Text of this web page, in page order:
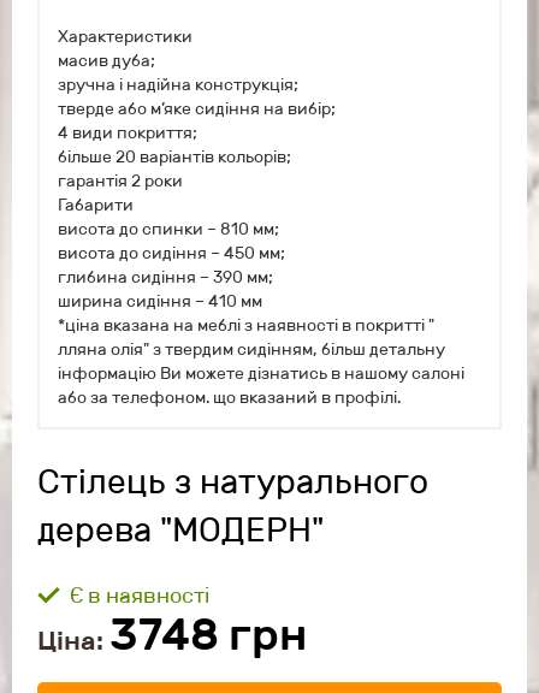
Характеристики
масив дуба;
зручна і надійна конструкція;
тверде або м’яке сидіння на вибір;
4 види покриття;
більше 20 варіантів кольорів;
гарантія 2 роки
Габарити
висота до спинки – 810 мм;
висота до сидіння – 450 мм;
глибина сидіння – 390 мм;
ширина сидіння – 410 мм
*ціна вказана на меблі з наявності в покритті "
лляна олія" з твердим сидінням, більш детальну
інформацію Ви можете дізнатись в нашому салоні
або за телефоном. що вказаний в профілі.
Стілець з натурального
дерева "МОДЕРН"
Є в наявності
Ціна: 3748 грн